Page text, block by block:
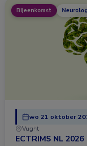
Bijeenkomst
wo 21 oktober
Vught
ECTRIMS NL 2026